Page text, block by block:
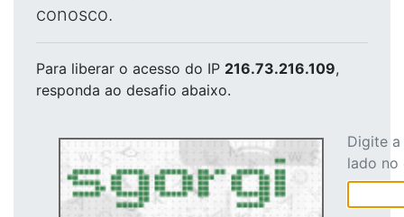
conosco.
Para liberar o acesso do IP 216.73.216.109,
responda ao desafio abaixo.
Digite
lado no